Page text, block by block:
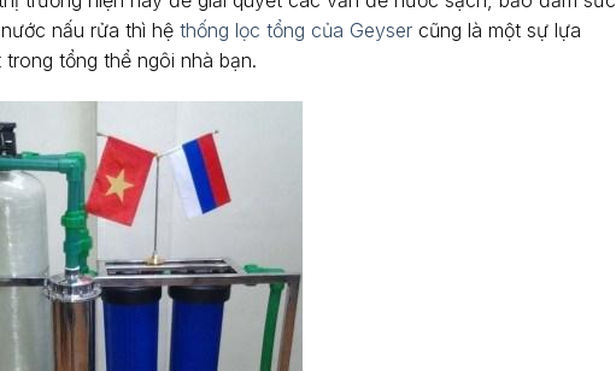
nấu rửa thì hệ thống lọc tổng của Geyser cũng là một sự lựa
tổng thể ngôi nhà bạn.